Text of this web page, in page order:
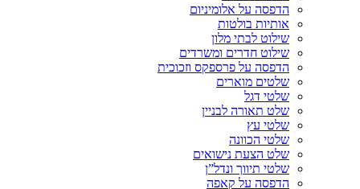
הדפסה על אלומיניום
אותיות בולטות
שילוט לבתי מלון
שילוט חדרים ומשרדים
הדפסה על פרספקס וזכוכית
שלטים מוארים
שלטי דגל
שלט תאורה לבניין
שלטי עץ
שלטי הכוונה
שלט הצעת נישואים
שלטי תיווך ונדל”ן
הדפסה על קאפה